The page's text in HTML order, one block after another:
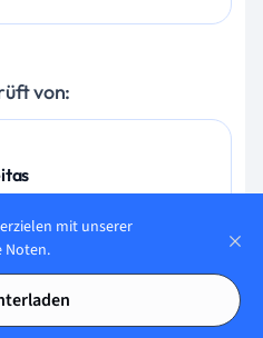
von:
mit solider Erfahrung in
Anwendungen großer
mit unserer
Noten.